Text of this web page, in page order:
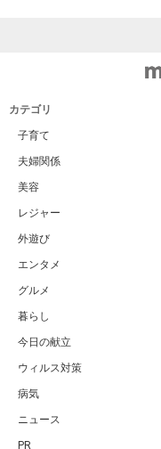
カテゴリ
子育て
夫婦関係
美容
レジャー
外遊び
エンタメ
グルメ
暮らし
今日の献立
ウィルス対策
病気
ニュース
PR